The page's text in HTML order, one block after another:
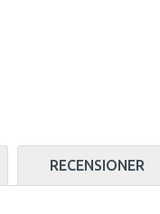
RECENSIONER